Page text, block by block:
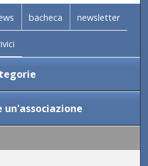
bacheca newsletter
un'associazione